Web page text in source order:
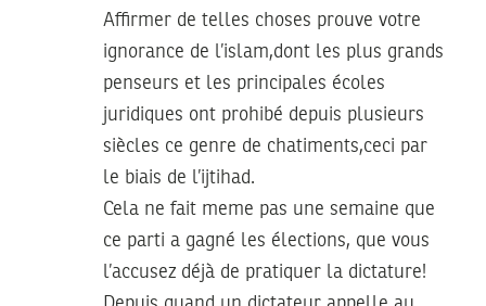
Affirmer de telles choses prouve votre
ignorance de l’islam,dont les plus grands
penseurs et les principales écoles
juridiques ont prohibé depuis plusieurs
siècles ce genre de chatiments,ceci par
le biais de l’ijtihad.
Cela ne fait meme pas une semaine que
ce parti a gagné les élections, que vous
l’accusez déjà de pratiquer la dictature!